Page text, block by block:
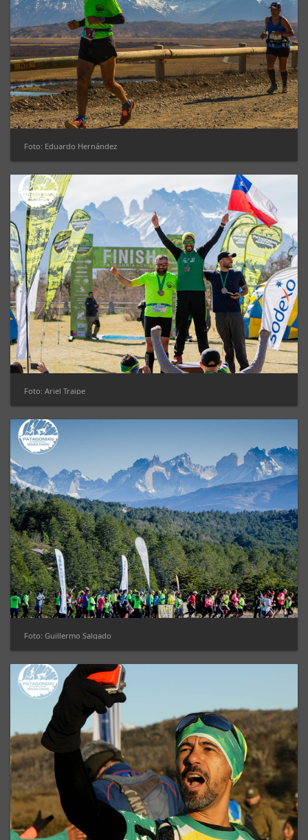
Foto: Eduardo Hernández
Foto: Ariel Traipe
Foto: Guillermo Salgado